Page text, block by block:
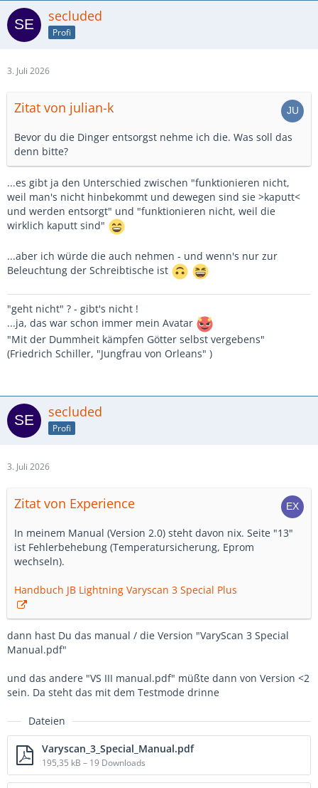
secluded
Profi
3. Juli 2026
Zitat von julian-k
Bevor du die Dinger entsorgst nehme ich die. Was soll das
denn bitte?
...es gibt ja den Unterschied zwischen "funktionieren nicht,
weil man's nicht hinbekommt und dewegen sind sie >kaputt<
und werden entsorgt" und "funktionieren nicht, weil die
wirklich kaputt sind"
...aber ich würde die auch nehmen - und wenn's nur zur
Beleuchtung der Schreibtische ist
"geht nicht" ? - gibt's nicht !
...ja, das war schon immer mein Avatar
"Mit der Dummheit kämpfen Götter selbst vergebens"
(Friedrich Schiller, "Jungfrau von Orleans" )
secluded
Profi
3. Juli 2026
Zitat von Experience
In meinem Manual (Version 2.0) steht davon nix. Seite "13"
ist Fehlerbehebung (Temperatursicherung, Eprom
wechseln).
Handbuch JB Lightning Varyscan 3 Special Plus
dann hast Du das manual / die Version "VaryScan 3 Special
Manual.pdf"
und das andere "VS III manual.pdf" müßte dann von Version <2
sein. Da steht das mit dem Testmode drinne
Dateien
Varyscan_3_Special_Manual.pdf
195,35 kB – 19 Downloads